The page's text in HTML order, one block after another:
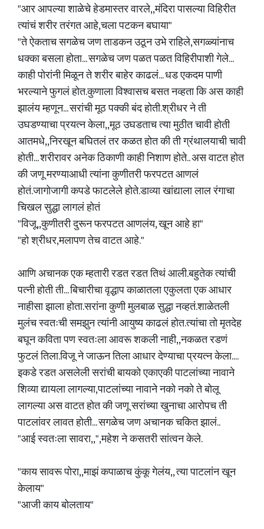
"आर आपल्या शाळेचे हेडमास्तर वारले,,मंदिरा पासल्या विहिरीत
त्यांचं शरीर तरंगत आहे,चला पटकन बघाया"
"ते ऐकताच सगळेच जण ताडकन उठून उभे राहिले,सगळ्यांनाच
धक्का बसला होता... सगळेच जण पळत पळत विहिरीपाशी गेले...
काही पोरांनी मिळून ते शरीर बाहेर काढलं... धड एकदम पाणी
भरल्याने फुगलं होत.कुणाला विश्वासच बसत नव्हता कि अस काही
झालंय म्हणून... सरांची मूठ पक्की बंद होती.श्रीधर ने ती
उघडण्याचा प्रयत्न केला,,मूठ उघडताच त्या मुठीत चावी होती
आतमधे,,निरखून बघितलं तर कळत होत की ती ग्रंथालयाची चावी
होती... शरीरावर अनेक ठिकाणी काही निशाण होते.. अस वाटत होत
की जणू मरण्याआधी त्यांना कुणीतरी फरपटत आणलं
होतं.जागोजागी कपडे फाटलेले होते.डाव्या खांद्याला लाल रंगाचा
चिखल सुद्धा लागलं होतं
"विजू,,कुणीतरी दुरून फरपटत आणलंय, खून आहे हा"
"हो श्रीधर,मलापण तेच वाटत आहे."
आणि अचानक एक म्हतारी रडत रडत तिथं आली.बहुतेक त्यांची
पत्नी होती ती... बिचारीचा वृद्धाप काळातला एकुलता एक आधार
नाहीसा झाला होता.सरांना कुणी मुलबाळ सुद्धा नव्हतं.शाळेतली
मुलंच स्वतःची समझुन त्यांनी आयुष्य काढलं होत.त्यांचा तो मृतदेह
बघून कविता पण स्वतःला आवरू शकली नाही,,नकळत रडणं
फुटलं तिला.विजू ने जाऊन तिला आधार देण्याचा प्रयत्न केला....
इकडे रडत असलेली सरांची बायको एकाएकी पाटलांच्या नावाने
शिव्या द्यायला लागल्या,पाटलांच्या नावाने नको नको ते बोलू
लागल्या अस वाटत होत की जणू सरांच्या खुनाचा आरोपच ती
पाटलांवर लावत होती... सगळेच जण अचानक चकित झालं..
"आई स्वतःला सावरा,,",महेश ने कसतरी सांत्वन केले.
"काय सावरू पोरा,,माझं कपाळाच कुंकू गेलंय,, त्या पाटलांन खून
केलाय"
"आजी काय बोलताय"